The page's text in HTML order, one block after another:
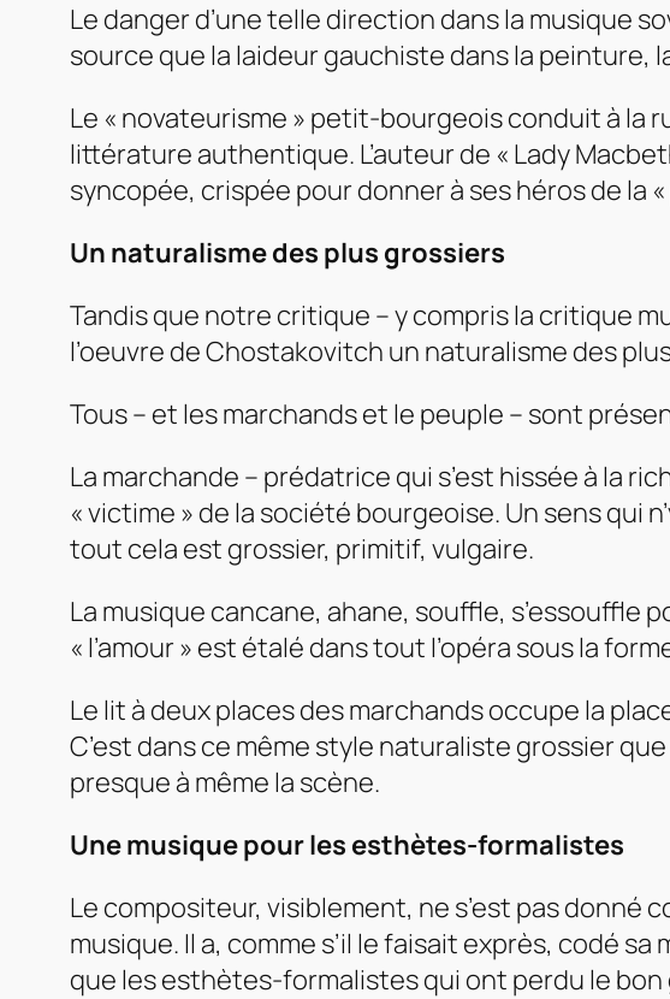
Le danger d’une telle direction dans la musique
source que la laideur gauchiste dans la peinture,
Le « novateurisme » petit-bourgeois conduit à la
littérature authentique. L’auteur de « Lady
syncopée, crispée pour donner à ses héros de la «
Un naturalisme des plus grossiers
Tandis que notre critique – y compris la critique
l’oeuvre de Chostakovitch un naturalisme des
Tous – et les marchands et le peuple – sont
La marchande – prédatrice qui s’est hissée à la
« victime » de la société bourgeoise. Un sens qui
tout cela est grossier, primitif, vulgaire.
La musique cancane, ahane, souffle, s’essouffle
« l’amour » est étalé dans tout l’opéra sous la
Le lit à deux places des marchands occupe la
C’est dans ce même style naturaliste grossier
presque à même la scène.
Une musique pour les esthètes-formalistes
Le compositeur, visiblement, ne s’est pas donné
musique. Il a, comme s’il le faisait exprès, codé
que les esthètes-formalistes qui ont perdu le bon